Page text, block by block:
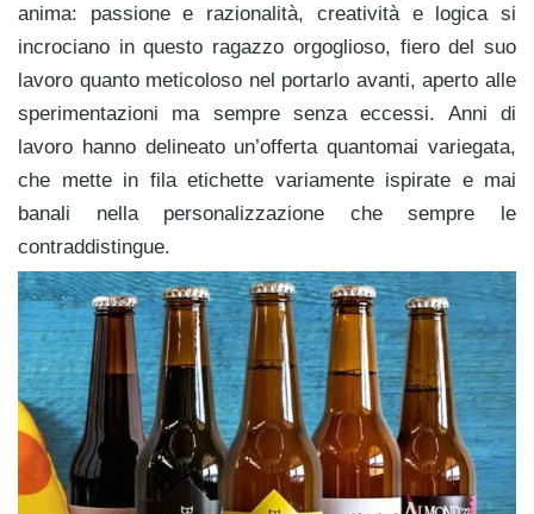
anima: passione e razionalità, creatività e logica si
incrociano in questo ragazzo orgoglioso, fiero del suo
lavoro quanto meticoloso nel portarlo avanti, aperto alle
sperimentazioni ma sempre senza eccessi. Anni di
lavoro hanno delineato un’offerta quantomai variegata,
che mette in fila etichette variamente ispirate e mai
banali nella personalizzazione che sempre le
contraddistingue.